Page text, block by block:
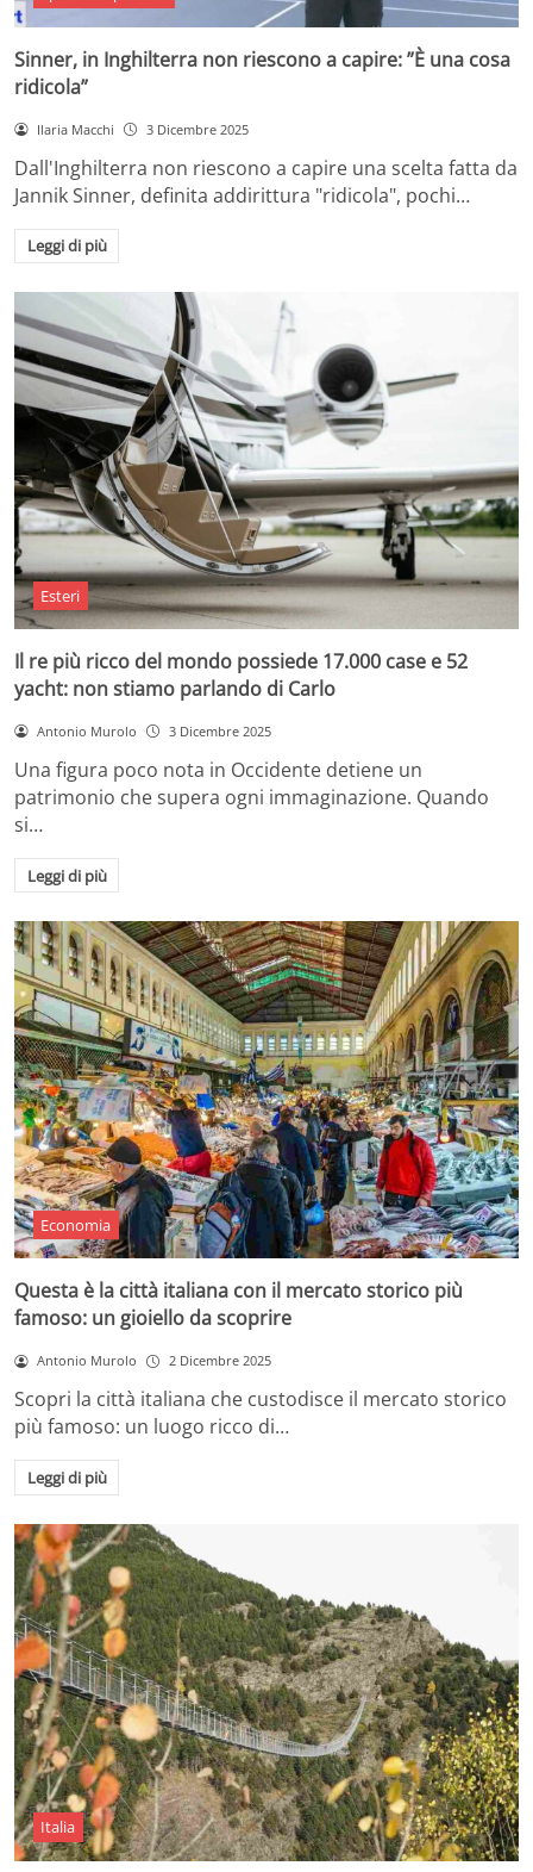
Sinner, in Inghilterra non riescono a capire: ”È una cosa
ridicola”
Ilaria Macchi 3 Dicembre 2025
Dall'Inghilterra non riescono a capire una scelta fatta da
Jannik Sinner, definita addirittura "ridicola", pochi…
Leggi di più
Esteri
Il re più ricco del mondo possiede 17.000 case e 52
yacht: non stiamo parlando di Carlo
Antonio Murolo 3 Dicembre 2025
Una figura poco nota in Occidente detiene un
patrimonio che supera ogni immaginazione. Quando
si…
Leggi di più
Economia
Questa è la città italiana con il mercato storico più
famoso: un gioiello da scoprire
Antonio Murolo 2 Dicembre 2025
Scopri la città italiana che custodisce il mercato storico
più famoso: un luogo ricco di…
Leggi di più
Italia